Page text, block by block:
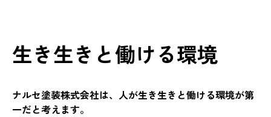
生き生きと働ける環境
ナルセ塗装株式会社は、人が生き生きと働ける環境が第
一だと考えます。